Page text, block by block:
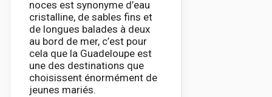
noces est synonyme d’eau
cristalline, de sables fins et
de longues balades à deux
au bord de mer, c’est pour
cela que la Guadeloupe est
une des destinations que
choisissent énormément de
jeunes mariés.